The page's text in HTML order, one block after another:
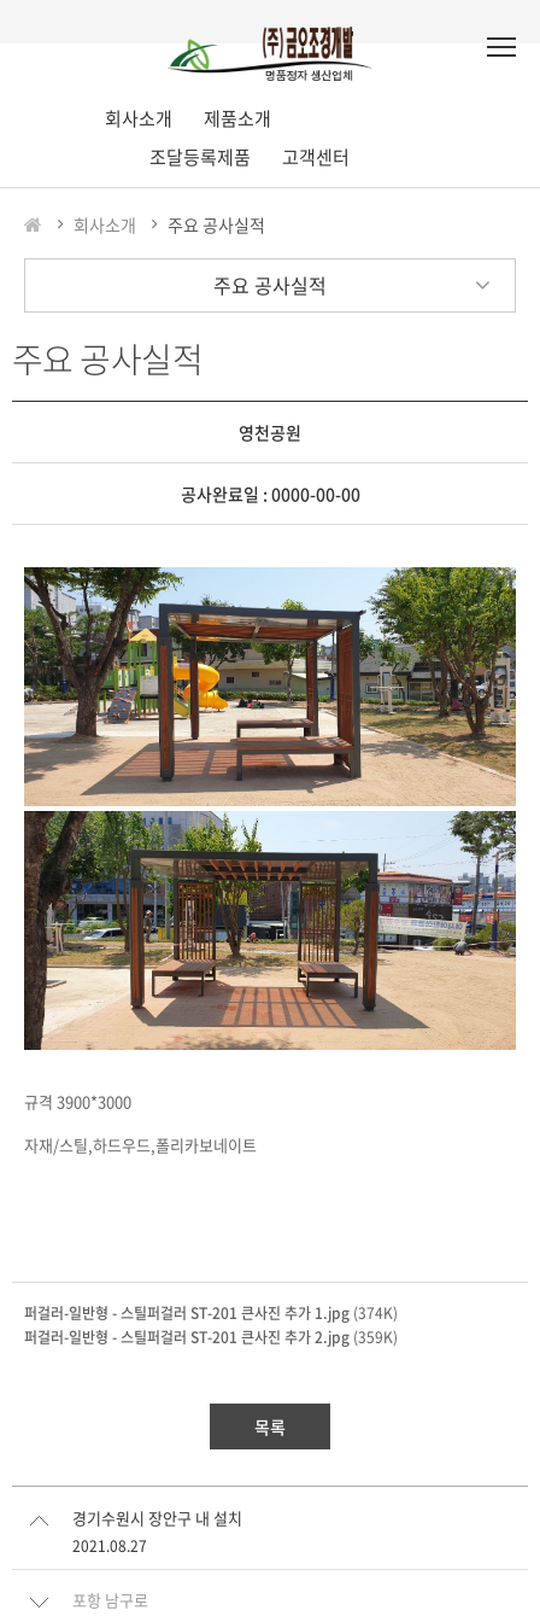
회사소개
제품소개
조달등록제품
고객센터
회사소개 주요 공사실적
주요 공사실적
주요 공사실적
영천공원
공사완료일 : 0000-00-00
규격 3900*3000
자재/스틸,하드우드,폴리카보네이트
퍼걸러-일반형 - 스틸퍼걸러 ST-201 큰사진 추가 1.jpg (374K)
퍼걸러-일반형 - 스틸퍼걸러 ST-201 큰사진 추가 2.jpg (359K)
목록
경기수원시 장안구 내 설치
2021.08.27
포항 남구로